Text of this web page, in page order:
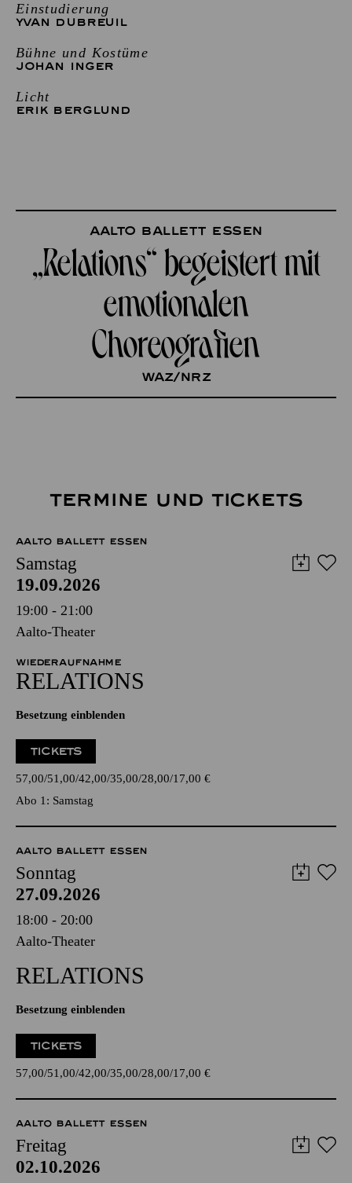
Einstudierung
YVAN DUBREUIL
Bühne und Kostüme
JOHAN INGER
Licht
ERIK BERGLUND
Aalto Ballett Essen
„Relations“ begeistert mit
emotionalen
Choreografien
WAZ/NRZ
TERMINE UND TICKETS
AALTO BALLETT ESSEN
Samstag
19.09.2026
19:00 - 21:00
Aalto-Theater
WIEDERAUFNAHME
RELATIONS
Besetzung einblenden
TICKETS
57,00 51,00 42,00 35,00 28,00 17,00 €
Abo 1: Samstag
AALTO BALLETT ESSEN
Sonntag
27.09.2026
18:00 - 20:00
Aalto-Theater
RELATIONS
Besetzung einblenden
TICKETS
57,00 51,00 42,00 35,00 28,00 17,00 €
AALTO BALLETT ESSEN
Freitag
02.10.2026